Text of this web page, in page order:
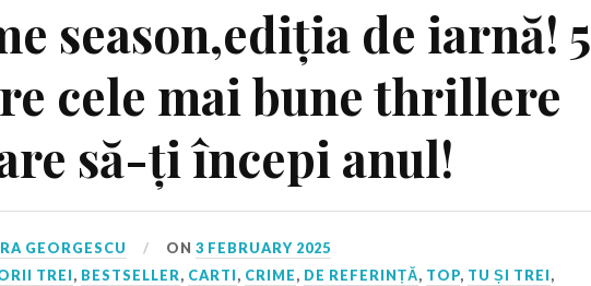
season,ediția de iarnă! 5
cele mai bune thrillere
să-ți începi anul!
GEORGESCU ON3 FEBRUARY 2025
TREI, BESTSELLER, CARTI, CRIME, DE REFERINȚĂ, TOP, TU ȘI TREI,